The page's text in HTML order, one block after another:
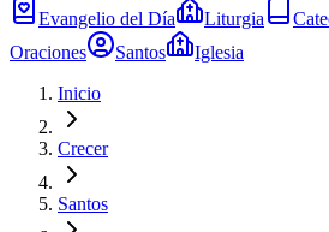
Evangelio del Día Liturgia
Oraciones
Santos
Iglesia
Inicio
Crecer
Santos